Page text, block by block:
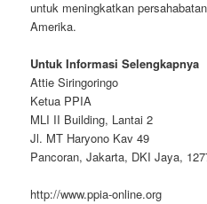
untuk meningkatkan
Amerika.
Untuk Informasi Selengkapnya
Attie Siringoringo
Ketua PPIA
MLI II Building, Lantai 2
Jl. MT Haryono Kav 49
Pancoran, Jakarta, DKI Jaya,
http://www.ppia-online.org